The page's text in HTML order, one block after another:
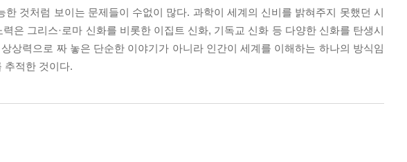
것처럼 보이는 문제들이 수없이 많다. 과학이 세계의 신비를 밝혀주지 못했던 시
은 그리스·로마 신화를 비롯한 이집트 신화, 기독교 신화 등 다양한 신화를 탄생시
상력으로 짜 놓은 단순한 이야기가 아니라 인간이 세계를 이해하는 하나의 방식임
추적한 것이다.